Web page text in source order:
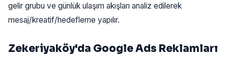
gelir grubu ve günlük ulaşım akışları analiz edilerek
mesaj/kreatif/hedefleme yapılır.
Zekeriyaköy'da Google Ads Reklamları